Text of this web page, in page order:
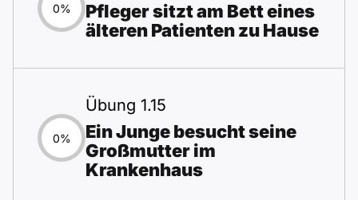
0%
Pfleger sitzt am Bett eines
älteren Patienten zu Hause
0%
Übung 1.15
Ein Junge besucht seine
Großmutter im
Krankenhaus